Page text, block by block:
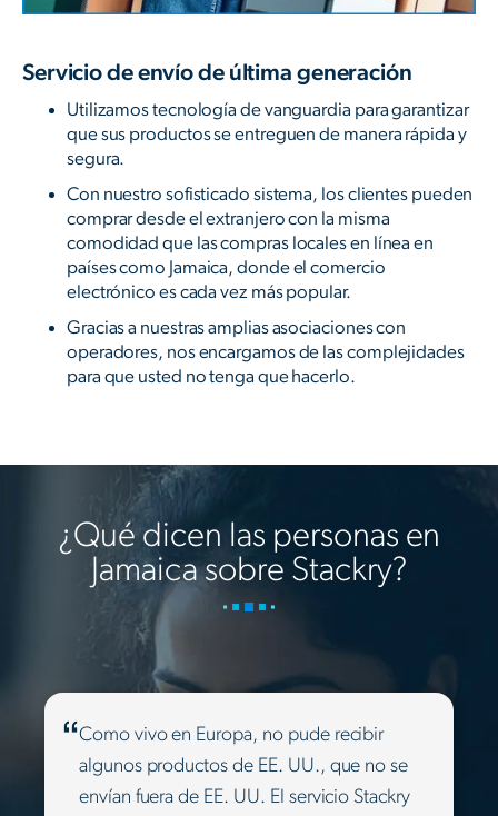
Servicio de envío de última generación
Utilizamos tecnología de vanguardia para garantizar
que sus productos se entreguen de manera rápida y
segura.
Con nuestro sofisticado sistema, los clientes pueden
comprar desde el extranjero con la misma
comodidad que las compras locales en línea en
países como Jamaica, donde el comercio
electrónico es cada vez más popular.
Gracias a nuestras amplias asociaciones con
operadores, nos encargamos de las complejidades
para que usted no tenga que hacerlo.
¿Qué dicen las personas en
Jamaica sobre Stackry?
Como vivo en Europa, no pude recibir
algunos productos de EE. UU., que no se
envían fuera de EE. UU. El servicio Stackry